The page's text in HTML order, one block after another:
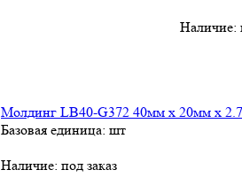
Наличие:
Молдинг LB40-G372 40мм х 20мм х
Базовая единица: шт
Наличие: под заказ